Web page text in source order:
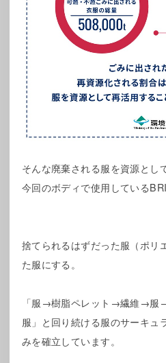
そんな廃棄される服を資源とし
今回のボディで使用している
捨てられるはずだった服（ポリ
た服にする。
「服→樹脂ペレット→繊維→
服」と回り続ける服のサーキュ
みを確立しています。